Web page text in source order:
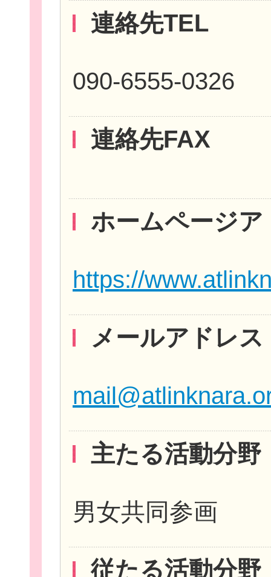
企業・
ログイ
連絡先TEL
090-6555-0326
連絡先FAX
ホームページア
https://
メールアドレス
主たる活動分野
男女共同参画
従たる活動分野